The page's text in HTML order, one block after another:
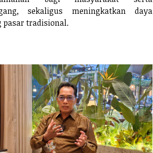
sekaligus meningkatkan daya
pasar tradisional.